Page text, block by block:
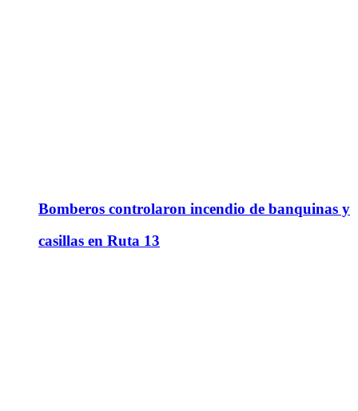
Bomberos controlaron incendio de banquinas y
casillas en Ruta 13